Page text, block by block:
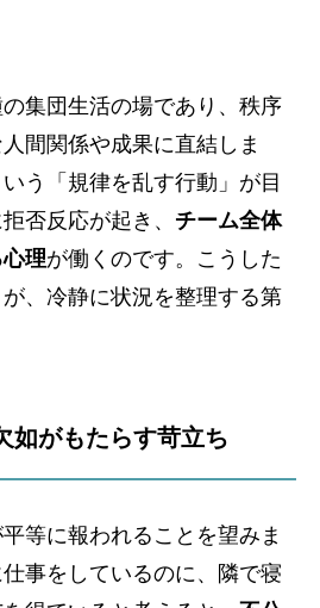
集団生活の場であり、秩序
間関係や成果に直結しま
う「規律を乱す行動」が目
否反応が起き、 チーム全体
理が働くのです。こうした
、冷静に状況を整理する第
如がもたらす苛立ち
等に報われることを望みま
事をしているのに、隣で寝